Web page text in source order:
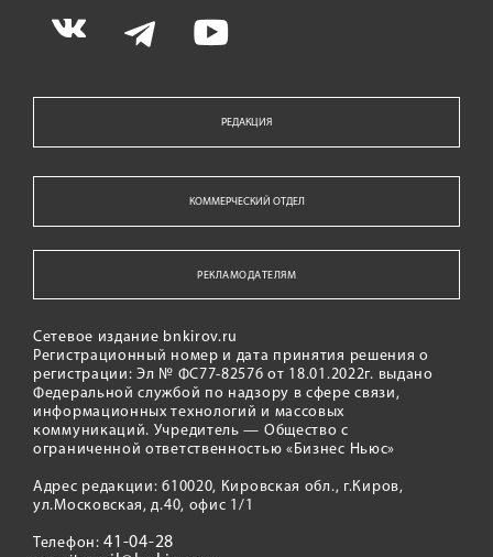
РЕДАКЦИЯ
КОММЕРЧЕСКИЙ ОТДЕЛ
РЕКЛАМОДАТЕЛЯМ
Сетевое издание bnkirov.ru
Регистрационный номер и дата принятия решения о
регистрации: Эл № ФС77-82576 от 18.01.2022г. выдано
Федеральной службой по надзору в сфере связи,
информационных технологий и массовых
коммуникаций. Учредитель — Общество с
ограниченной ответственностью «Бизнес Ньюс»
Адрес редакции: 610020, Кировская обл., г.Киров,
ул.Московская, д.40, офис 1/1
Телефон:41-04-28